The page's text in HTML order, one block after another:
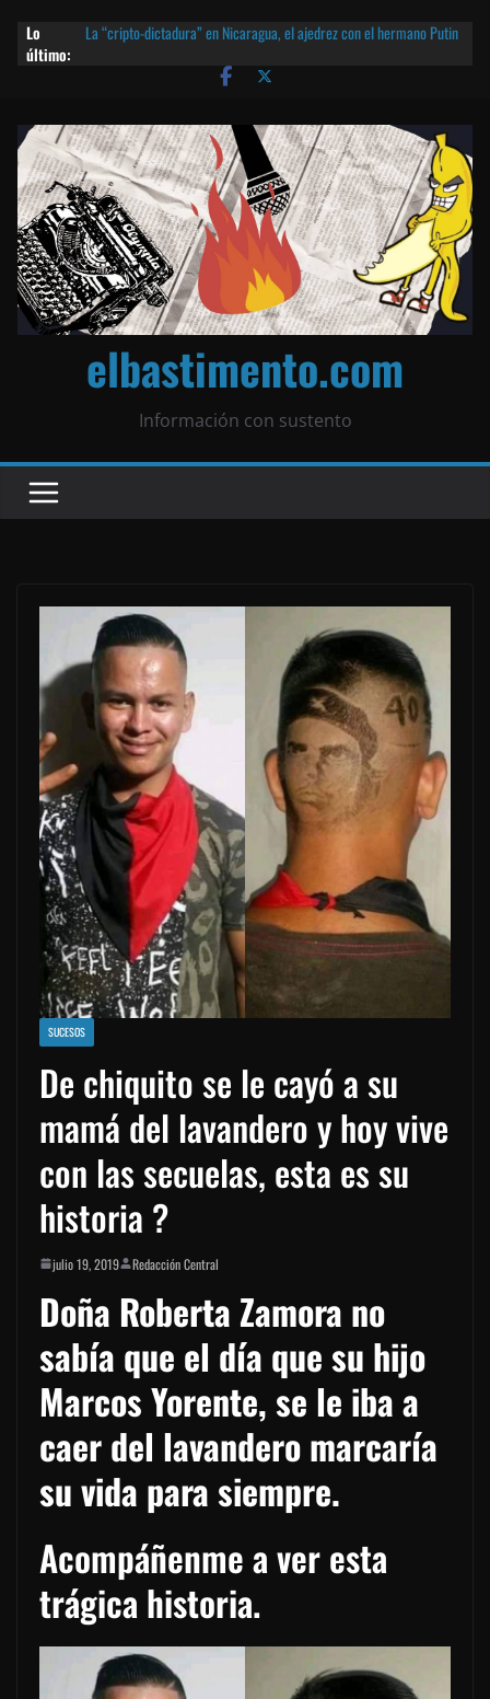
Lo
último:
La “cripto-dictadura” en Nicaragua, el ajedrez con el hermano Putin
Agarrá tu POLLO FRITO, vamos a la dictadura ETERNA | ¡O lo que
¡El partido único! Nicaragua, la Corea del Norte con queso frito y el
Batman de Matagalpa
Las mentiras del Cardenal Leopoldo Brenes con el Papa
¿Piratas de El Carmen en la India? El barco fantasma de Nicaragua |
¡O lo que queda!
elbastimento.com
Información con sustento
SUCESOS
De chiquito se le cayó a su
mamá del lavandero y hoy vive
con las secuelas, esta es su
historia ?
julio 19, 2019 Redacción Central
Doña Roberta Zamora no
sabía que el día que su hijo
Marcos Yorente, se le iba a
caer del lavandero marcaría
su vida para siempre.
Acompáñenme a ver esta
trágica historia.